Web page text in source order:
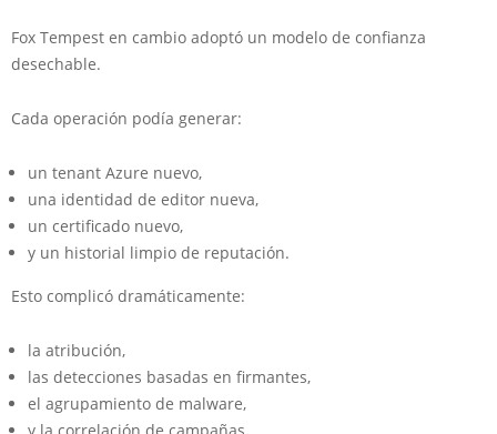
Fox Tempest en cambio adoptó un modelo de confianza
desechable.
Cada operación podía generar:
un tenant Azure nuevo,
una identidad de editor nueva,
un certificado nuevo,
y un historial limpio de reputación.
Esto complicó dramáticamente:
la atribución,
las detecciones basadas en firmantes,
el agrupamiento de malware,